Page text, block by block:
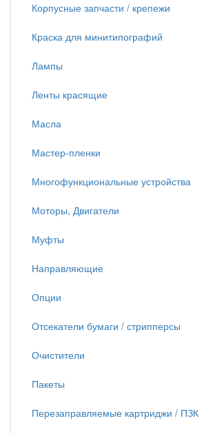
Корпусные запчасти / крепежи
Краска для минитипографий
Лампы
Ленты красящие
Масла
Мастер-пленки
Многофункциональные устройства
Моторы, Двигатели
Муфты
Направляющие
Опции
Отсекатели бумаги / стрипперсы
Очистители
Пакеты
Перезаправляемые картриджи / ПЗК